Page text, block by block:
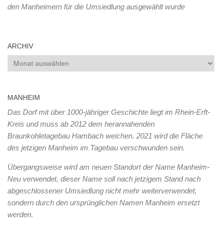
den Manheimern für die Umsiedlung ausgewählt wurde
ARCHIV
Archiv
MANHEIM
Das Dorf mit über 1000-jähriger Geschichte liegt im Rhein-Erft-
Kreis und muss ab 2012 dem herannahenden
Braunkohletagebau Hambach weichen. 2021 wird die Fläche
des jetzigen Manheim im Tagebau verschwunden sein.
Übergangsweise wird am neuen Standort der Name Manheim-
Neu verwendet, dieser Name soll nach jetzigem Stand nach
abgeschlossener Umsiedlung nicht mehr weiterverwendet,
sondern durch den ursprünglichen Namen Manheim ersetzt
werden.